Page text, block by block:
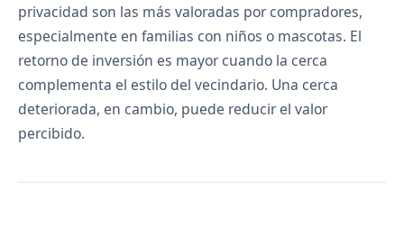
privacidad son las más valoradas por compradores,
especialmente en familias con niños o mascotas. El
retorno de inversión es mayor cuando la cerca
complementa el estilo del vecindario. Una cerca
deteriorada, en cambio, puede reducir el valor
percibido.